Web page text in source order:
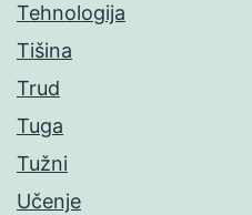
Tehnologija
Tišina
Trud
Tuga
Tužni
Učenje